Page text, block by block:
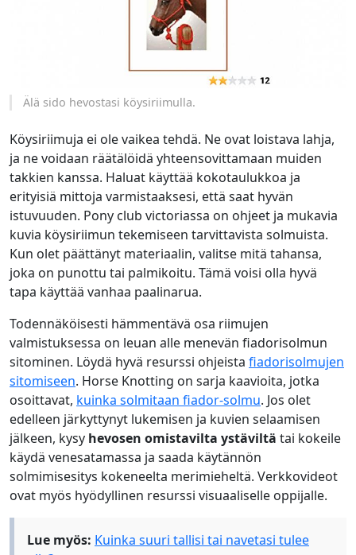
Älä sido hevostasi köysiriimulla.
Köysiriimuja ei ole vaikea tehdä. Ne ovat loistava lahja,
ja ne voidaan räätälöidä yhteensovittamaan muiden
takkien kanssa. Haluat käyttää kokotaulukkoa ja
erityisiä mittoja varmistaaksesi, että saat hyvän
istuvuuden. Pony club victoriassa on ohjeet ja mukavia
kuvia köysiriimun tekemiseen tarvittavista solmuista.
Kun olet päättänyt materiaalin, valitse mitä tahansa,
joka on punottu tai palmikoitu. Tämä voisi olla hyvä
tapa käyttää vanhaa paalinarua.
Todennäköisesti hämmentävä osa riimujen
valmistuksessa on leuan alle menevän fiadorisolmun
sitominen. Löydä hyvä resurssi ohjeista fiadorisolmujen
sitomiseen. Horse Knotting on sarja kaavioita, jotka
osoittavat, kuinka solmitaan fiador-solmu. Jos olet
edelleen järkyttynyt lukemisen ja kuvien selaamisen
jälkeen, kysy hevosen omistavilta ystäviltä tai kokeile
käydä venesatamassa ja saada käytännön
solmimisesitys kokeneelta merimieheltä. Verkkovideot
ovat myös hyödyllinen resurssi visuaaliselle oppijalle.
Lue myös: Kuinka suuri tallisi tai navetasi tulee